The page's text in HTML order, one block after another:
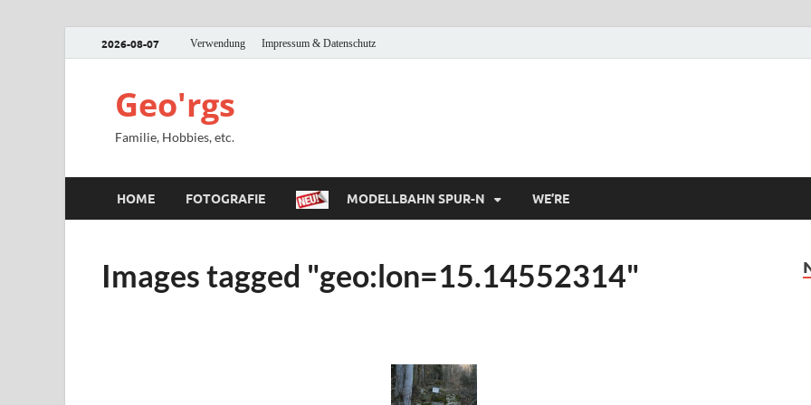
2026-08-07 Verwendung Impressum & Datenschutz
Geo'rgs
Familie, Hobbies, etc.
HOME FOTOGRAFIE MODELLBAHN SPUR-N WE’RE
Images tagged "geo:lon=15.14552314"